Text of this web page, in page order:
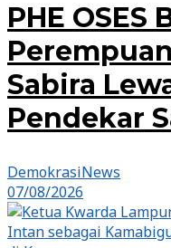
PHE OSES
Sabira
Pendekar
DemokrasiNews
07/08/2026